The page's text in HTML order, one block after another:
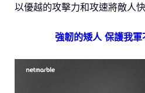
以優越的攻擊力和攻速將敵人
強韌的矮人 保護我軍